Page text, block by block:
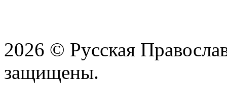
2026 © Русская
защищены.